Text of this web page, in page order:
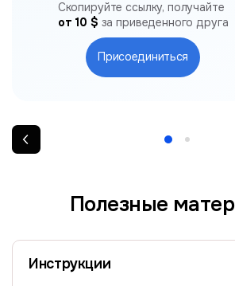
Скопируйте ссылку, получайте
от 10 $ за приведенного друга
Присоединиться
Полезные
Инструкции